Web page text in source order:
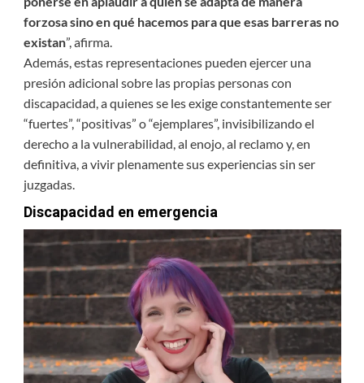
forzosa sino en qué hacemos para que esas barreras no
existan”, afirma.
Además, estas representaciones pueden ejercer una
presión adicional sobre las propias personas con
discapacidad, a quienes se les exige constantemente ser
“fuertes”, “positivas” o “ejemplares”, invisibilizando el
derecho a la vulnerabilidad, al enojo, al reclamo y, en
definitiva, a vivir plenamente sus experiencias sin ser
juzgadas.
Discapacidad en emergencia